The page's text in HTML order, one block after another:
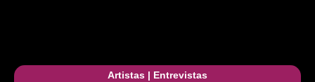
Artistas | Entrevistas